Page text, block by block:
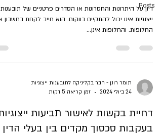
Posts
דיון על היתרונות והחסרונות או הסדרים פרטניים של תובענות
ייצוגיות אינו יכול להתקיים בווקום. הוא חייב לקחת בחשבון
החלופות. והחלופות אינן...
תומר רונן - חבר בקליניקה לתובענות ייצוגיות
24 ביולי 2024
זמן קריאה 5 דקות
דחיית בקשות לאישור תביעות
בעקבות סכסוך מקדים בין בעלי הדין